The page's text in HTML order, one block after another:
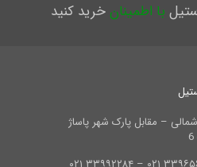
با اطمینانخرید کنید
– مقابل پارک شهر پاساژ